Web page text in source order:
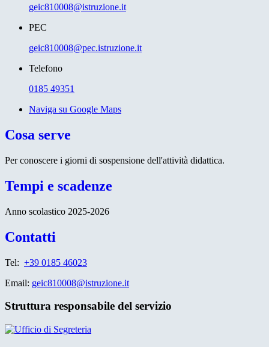
geic810008@istruzione.it
PEC
geic810008@pec.istruzione.it
Telefono
0185 49351
Naviga su Google Maps
Cosa serve
Per conoscere i giorni di sospensione dell'attività didattica.
Tempi e scadenze
Anno scolastico 2025-2026
Contatti
Tel: +39 0185 46023
Email: geic810008@istruzione.it
Struttura responsabile del servizio